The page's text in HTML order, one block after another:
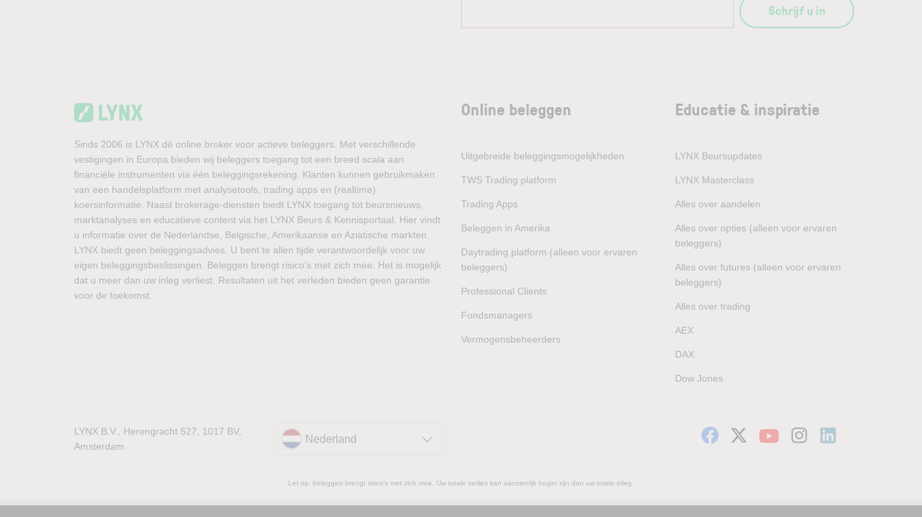
Schrijf u in
Sinds 2006 is LYNX dé online broker voor actieve beleggers. Met verschillende
vestigingen in Europa bieden wij beleggers toegang tot een breed scala aan
financiële instrumenten via één beleggingsrekening. Klanten kunnen gebruikmaken
van een handelsplatform met analysetools, trading apps en (realtime)
koersinformatie. Naast brokerage-diensten biedt LYNX toegang tot beursnieuws,
marktanalyses en educatieve content via het LYNX Beurs & Kennisportaal. Hier vindt
u informatie over de Nederlandse, Belgische, Amerikaanse en Aziatische markten.
LYNX biedt geen beleggingsadvies. U bent te allen tijde verantwoordelijk voor uw
eigen beleggingsbeslissingen. Beleggen brengt risico’s met zich mee. Het is mogelijk
dat u meer dan uw inleg verliest. Resultaten uit het verleden bieden geen garantie
voor de toekomst.
Online beleggen
Uitgebreide beleggingsmogelijkheden
TWS Trading platform
Trading Apps
Beleggen in Amerika
Daytrading platform (alleen voor ervaren
beleggers)
Professional Clients
Fondsmanagers
Vermogensbeheerders
Educatie & inspiratie
LYNX Beursupdates
LYNX Masterclass
Alles over aandelen
Alles over opties (alleen voor ervaren
beleggers)
Alles over futures (alleen voor ervaren
beleggers)
Alles over trading
AEX
DAX
Dow Jones
LYNX B.V., Herengracht 527, 1017 BV,
Amsterdam
Nederland
Let op: beleggen brengt risico's met zich mee. Uw totale verlies kan aanzienlijk hoger zijn dan uw totale inleg.